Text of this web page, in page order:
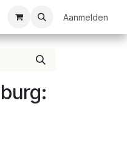
Bedrukkingen Clubkledij
Aanmelden